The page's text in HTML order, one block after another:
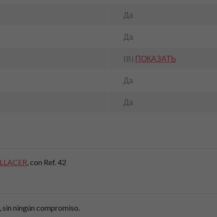
Да
Да
(B) ПОКАЗАТЬ
Да
Да
, con Ref. 42
ningún compromiso.